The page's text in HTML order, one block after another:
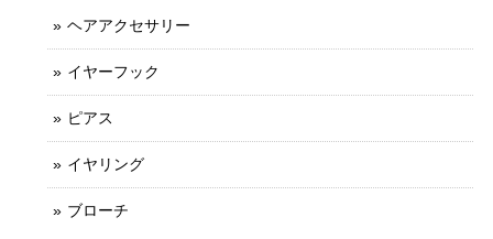
ヘアアクセサリー
イヤーフック
ピアス
イヤリング
ブローチ